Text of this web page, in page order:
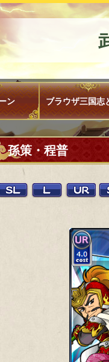
ン ブラウザ三国志
孫策・程普